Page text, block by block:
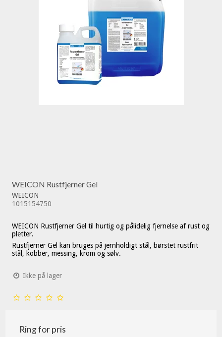
WEICON Rustfjerner Gel
WEICON
1015154750
WEICON Rustfjerner Gel til hurtig og pålidelig fjernelse af rust og
pletter.
Rustfjerner Gel kan bruges på jernholdigt stål, børstet rustfrit
stål, kobber, messing, krom og sølv.
Ikke på lager
Ring for pris